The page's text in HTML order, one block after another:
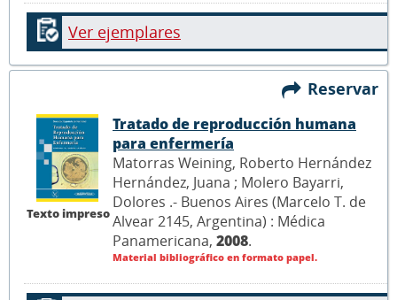
Ver ejemplares
Reservar
Texto impreso
Tratado de reproducción humana
para enfermería
Matorras Weining, Roberto Hernández
Hernández, Juana ; Molero Bayarri,
Dolores .- Buenos Aires (Marcelo T. de
Alvear 2145, Argentina) : Médica
Panamericana, 2008.
Material bibliográfico en formato papel.